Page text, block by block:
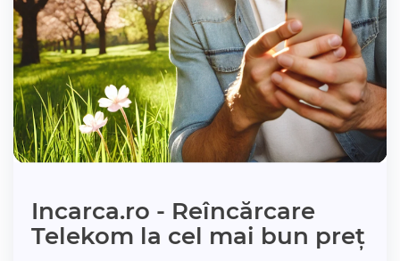
Incarca.ro - Reîncărcare
Telekom la cel mai bun preț